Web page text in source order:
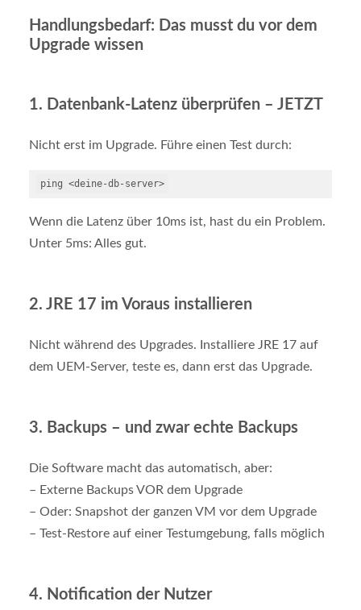
Handlungsbedarf: Das musst du vor dem
Upgrade wissen
1. Datenbank-Latenz überprüfen – JETZT
Nicht erst im Upgrade. Führe einen Test durch:
Wenn die Latenz über 10ms ist, hast du ein Problem.
Unter 5ms: Alles gut.
2. JRE 17 im Voraus installieren
Nicht während des Upgrades. Installiere JRE 17 auf
dem UEM-Server, teste es, dann erst das Upgrade.
3. Backups – und zwar echte Backups
Die Software macht das automatisch, aber:
– Externe Backups VOR dem Upgrade
– Oder: Snapshot der ganzen VM vor dem Upgrade
– Test-Restore auf einer Testumgebung, falls möglich
4. Notification der Nutzer